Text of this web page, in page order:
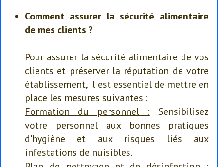
Comment assurer la sécurité alimentaire
de mes clients ?
Pour assurer la sécurité alimentaire de vos
clients et préserver la réputation de votre
établissement, il est essentiel de mettre en
place les mesures suivantes :
Formation du personnel : Sensibilisez
votre personnel aux bonnes pratiques
d'hygiène et aux risques liés aux
infestations de nuisibles.